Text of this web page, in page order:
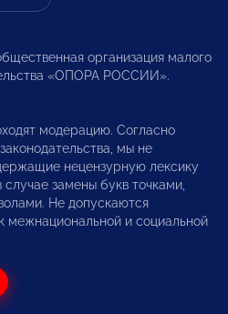
организация малого
«ОПОРА РОССИИ».
модерацию. Согласно
мы не
нецензурную лексику
замены букв точками,
Не допускаются
и социальной